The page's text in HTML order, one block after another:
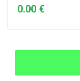
0.00 €